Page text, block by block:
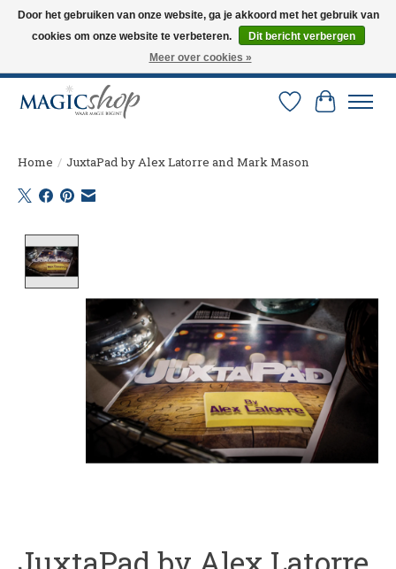
Altijd de nieuwste trucs op voorraad. Snelle verzending via PostNL en DHL.
Langskomen in onze winkel? Bel of mail om een afspraak te maken. 0251-
Verlanglijst
Home / JuxtaPad by Alex Latorre and Mark Mason
Door het gebruiken van onze website, ga je akkoord met het gebruik van
cookies om onze website te verbeteren.
Dit bericht verbergen
Meer over cookies »